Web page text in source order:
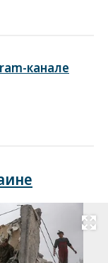
канале
Развернуть